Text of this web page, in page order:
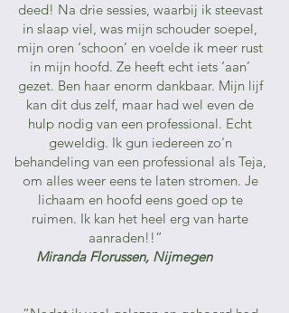
deed! Na drie sessies, waarbij ik steevast
in slaap viel, was mijn schouder soepel,
mijn oren ‘schoon’ en voelde ik meer rust
in mijn hoofd. Ze heeft echt iets ‘aan’
gezet. Ben haar enorm dankbaar. Mijn lijf
kan dit dus zelf, maar had wel even de
hulp nodig van een professional. Echt
geweldig. Ik gun iedereen zo'n
behandeling van een professional als Teja,
om alles weer eens te laten stromen. Je
lichaam en hoofd eens goed op te
ruimen. Ik kan het heel erg van harte
aanraden!!”
Miranda Florussen, Nijmegen